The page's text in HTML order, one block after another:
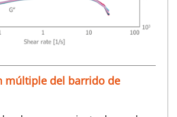
múltiple del barrido de